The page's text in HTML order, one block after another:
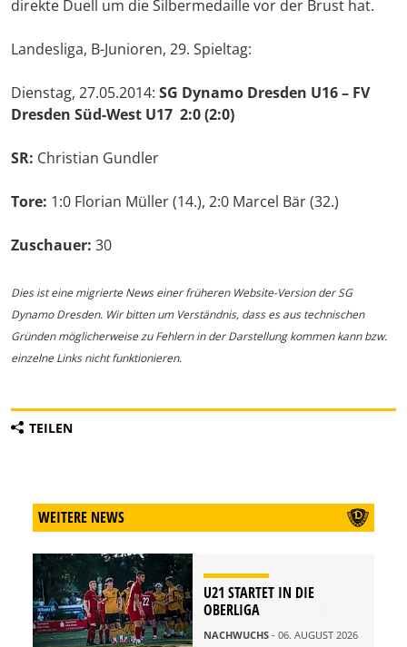
direkte Duell um die Silbermedaille vor der Brust hat.
Landesliga, B-Junioren, 29. Spieltag:
Dienstag, 27.05.2014: SG Dynamo Dresden U16 – FV
Dresden Süd-West U17 2:0 (2:0)
SR: Christian Gundler
Tore: 1:0 Florian Müller (14.), 2:0 Marcel Bär (32.)
Zuschauer: 30
Dies ist eine migrierte News einer früheren Website-Version der SG
Dynamo Dresden. Wir bitten um Verständnis, dass es aus technischen
Gründen möglicherweise zu Fehlern in der Darstellung kommen kann bzw.
einzelne Links nicht funktionieren.
TEILEN
WEITERE NEWS
U21 STARTET IN DIE
OBERLIGA
NACHWUCHS - 06. AUGUST 2026